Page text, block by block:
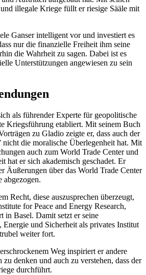
illegale Kriege füllt er riesige Sääle mit
Ganser intelligent vor und investiert es
nur die finanzielle Freiheit ihm seine
die Wahrheit zu sagen. Dabei ist es
Unterstützungen angewiesen zu sein
als führender Experte für geopolitische
Kriegsführung etabliert. Mit seinem Buch
zu Gladio zeigte er, dass auch der
nicht die moralische Überlegenheit hat. Mit
auch zum World Trade Center und
hat er sich akademisch geschadet. Er
Äußerungen über das World Trade Center
abgezogen.
Recht, diese auszusprechen überzeugt,
for Peace and Energy Research,
in Basel. Damit setzt er seine
Energie und Sicherheit als privates Institut
weiter fort.
Weg inspiriert er andere
denken und auch zu verstehen, dass der
durchführt.